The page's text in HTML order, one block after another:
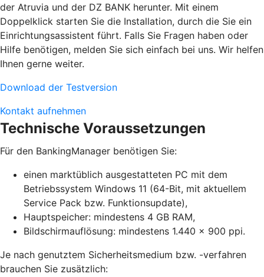
der Atruvia und der DZ BANK herunter. Mit einem
Doppelklick starten Sie die Installation, durch die Sie ein
Einrichtungsassistent führt. Falls Sie Fragen haben oder
Hilfe benötigen, melden Sie sich einfach bei uns. Wir helfen
Ihnen gerne weiter.
Download der Testversion
Kontakt aufnehmen
Technische Voraussetzungen
Für den BankingManager benötigen Sie:
einen marktüblich ausgestatteten PC mit dem
Betriebssystem Windows 11 (64-Bit, mit aktuellem
Service Pack bzw. Funktionsupdate),
Hauptspeicher: mindestens 4 GB RAM,
Bildschirmauflösung: mindestens 1.440 x 900 ppi.
Je nach genutztem Sicherheitsmedium bzw. -verfahren
brauchen Sie zusätzlich: